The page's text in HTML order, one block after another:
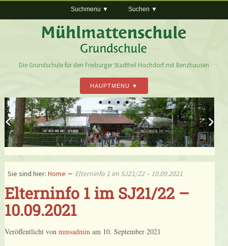
Suchmenu Suchen
Die Grundschule für den Freiburger Stadtteil Hochdorf mit Benzhausen
HAUPTMENU
Sie sind hier: Home ∼ Elterninfo 1 im SJ21/22 – 10.09.2021
Elterninfo 1 im SJ21/22 –
10.09.2021
Veröffentlicht von mmsadminam 10. September 2021